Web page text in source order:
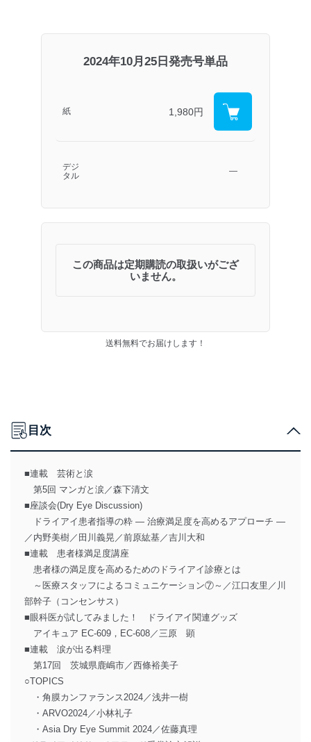
2024年10月25日発売号単品
紙 1,980円
デジ
タル
―
この商品は定期購読の取扱いがござ
いません。
送料無料でお届けします！
目次
■連載 芸術と涙
第5回 マンガと涙／森下清文
■座談会(Dry Eye Discussion)
ドライアイ患者指導の粋 ― 治療満足度を高めるアプローチ ―
／内野美樹／田川義晃／前原紘基／吉川大和
■連載 患者様満足度講座
患者様の満足度を高めるためのドライアイ診療とは
～医療スタッフによるコミュニケーション⑦～／江口友里／川
部幹子（コンセンサス）
■眼科医が試してみました！ ドライアイ関連グッズ
アイキュア EC-609，EC-608／三原 顕
■連載 涙が出る料理
第17回 茨城県鹿嶋市／西條裕美子
○TOPICS
・角膜カンファランス2024／浅井一樹
・ARVO2024／小林礼子
・Asia Dry Eye Summit 2024／佐藤真理